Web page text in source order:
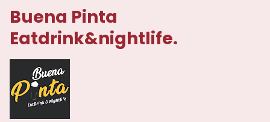
Buena Pinta
Eatdrink&nightlife.